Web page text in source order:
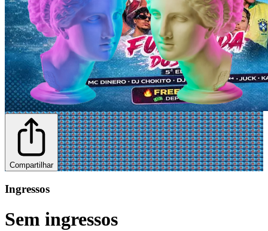
Compartilhar
Ingressos
Sem ingressos